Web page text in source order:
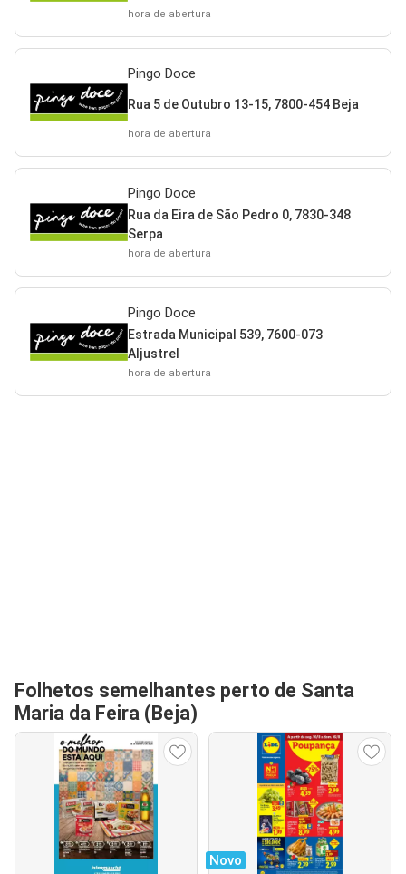
hora de abertura
Pingo Doce
Rua 5 de Outubro 13-15, 7800-454 Beja
hora de abertura
Pingo Doce
Rua da Eira de São Pedro 0, 7830-348
Serpa
hora de abertura
Pingo Doce
Estrada Municipal 539, 7600-073
Aljustrel
hora de abertura
Folhetos semelhantes perto de Santa
Maria da Feira (Beja)
Novo